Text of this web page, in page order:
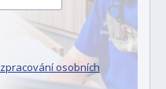
osobních